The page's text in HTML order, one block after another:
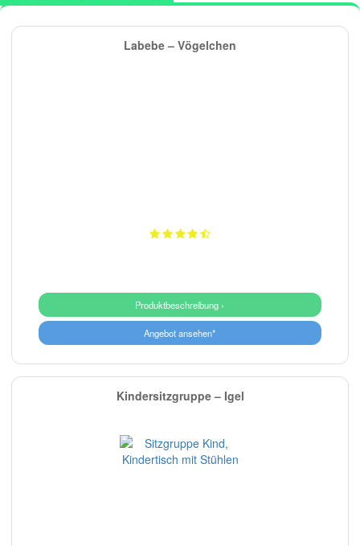
Labebe – Vögelchen
Produktbeschreibung ›
Angebot ansehen*
Kindersitzgruppe – Igel